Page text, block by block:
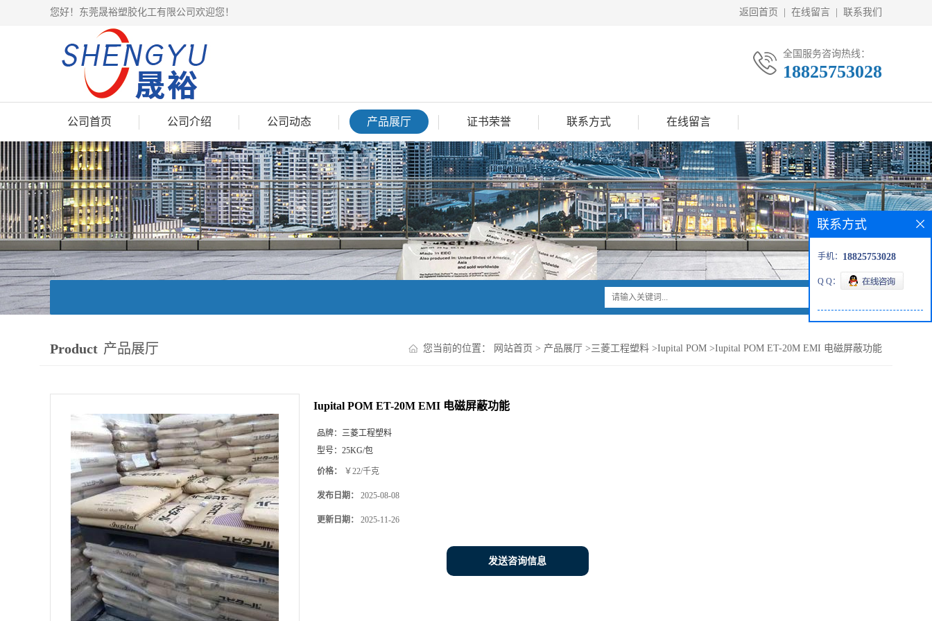
您好！东莞晟裕塑胶化工有限公司欢迎您！ 返回首页 在线留言 联系我们
全国服务咨询热线：
18825753028
公司首页 公司介绍 公司动态 产品展厅 证书荣誉 联系方式 在线留言
Product 产品展厅 您当前的位置： 网站首页 > 产品展厅 >三菱工程塑料 >Iupital POM >Iupital POM ET-20M EMI 电磁屏蔽功能
Iupital POM ET-20M EMI 电磁屏蔽功能
品牌： 三菱工程塑料
型号： 25KG/包
价格： ￥22/千克
发布日期： 2025-08-08
更新日期： 2025-11-26
发送咨询信息
联系方式
手机： 18825753028
Q Q：